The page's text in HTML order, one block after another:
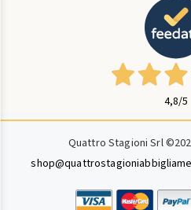
4,8/5
Quattro Stagioni Srl